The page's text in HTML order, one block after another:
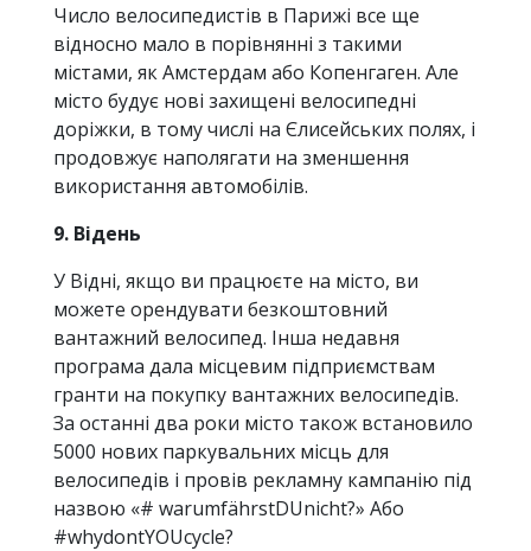
Число велосипедистів в Парижі все ще
відносно мало в порівнянні з такими
містами, як Амстердам або Копенгаген. Але
місто будує нові захищені велосипедні
доріжки, в тому числі на Єлисейських полях, і
продовжує наполягати на зменшення
використання автомобілів.
9. Відень
У Відні, якщо ви працюєте на місто, ви
можете орендувати безкоштовний
вантажний велосипед. Інша недавня
програма дала місцевим підприємствам
гранти на покупку вантажних велосипедів.
За останні два роки місто також встановило
5000 нових паркувальних місць для
велосипедів і провів рекламну кампанію під
назвою «# warumfährstDUnicht?» Або
#whydontYOUcycle?